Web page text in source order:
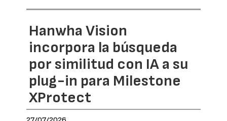
Hanwha Vision
incorpora la búsqueda
por similitud con IA a su
plug-in para Milestone
XProtect